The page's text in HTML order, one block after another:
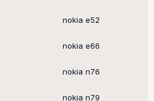
nokia e52
nokia e66
nokia n76
nokia n79